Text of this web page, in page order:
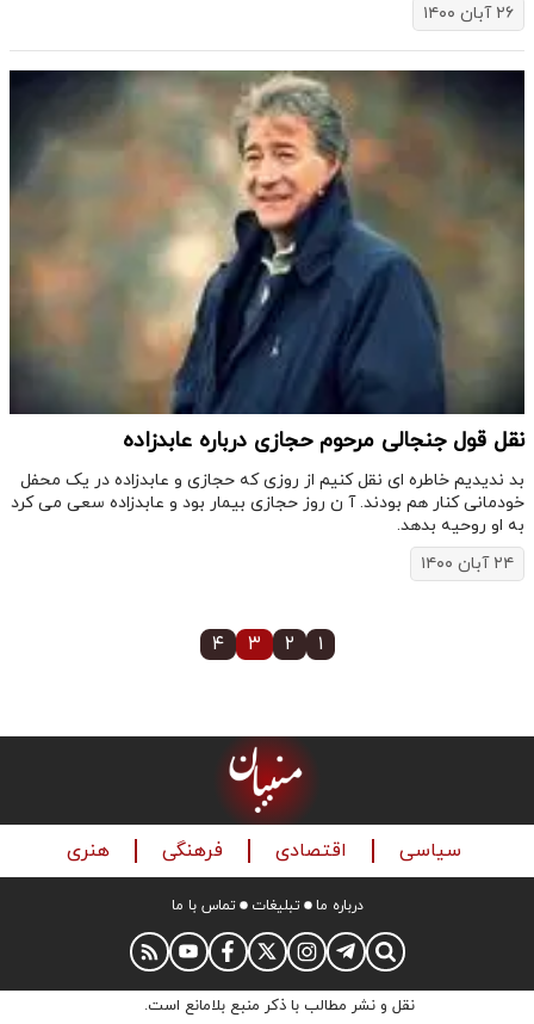
۲۶ آبان ۱۴۰۰
نقل قول جنجالی مرحوم حجازی درباره عابدزاده
بد ندیدیم خاطره ای نقل کنیم از روزی که حجازی و عابدزاده در یک محفل
خودمانی کنار هم بودند. آ ن روز حجازی بیمار بود و عابدزاده سعی می کرد
به او روحیه بدهد.
۲۴ آبان ۱۴۰۰
۱ ۲ ۳ ۴
سیاسی اقتصادی فرهنگی هنری
درباره ما تبلیغات تماس با ما
نقل و نشر مطالب با ذکر منبع بلامانع است.